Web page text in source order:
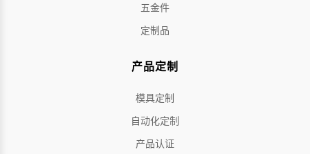
五金件
定制品
产品定制
模具定制
自动化定制
产品认证